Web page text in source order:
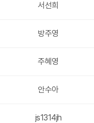
서선희
방주영
주혜영
안수아
js1314jh